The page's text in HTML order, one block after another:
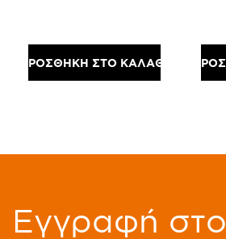
ΠΡΟΣΘΗΚΗ ΣΤΟ ΚΑΛΑΘΙ
Eγγραφή στο